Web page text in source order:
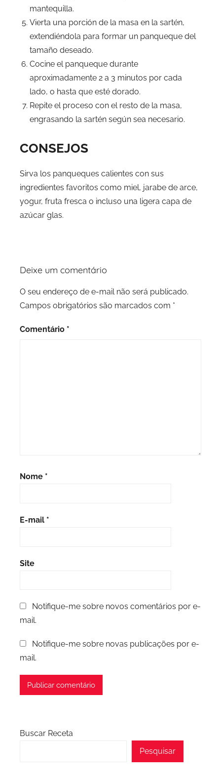
mantequilla.
Vierta una porción de la masa en la sartén,
extendiéndola para formar un panqueque del
tamaño deseado.
Cocine el panqueque durante
aproximadamente 2 a 3 minutos por cada
lado, o hasta que esté dorado.
Repite el proceso con el resto de la masa,
engrasando la sartén según sea necesario.
CONSEJOS
Sirva los panqueques calientes con sus
ingredientes favoritos como miel, jarabe de arce,
yogur, fruta fresca o incluso una ligera capa de
azúcar glas.
Deixe um comentário
O seu endereço de e-mail não será publicado.
Campos obrigatórios são marcados com *
Comentário *
Nome *
E-mail *
Site
Notifique-me sobre novos comentários por e-
mail.
Notifique-me sobre novas publicações por e-
mail.
Buscar Receta
Pesquisar